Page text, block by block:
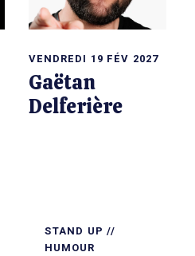
VENDREDI 19 FÉV 2027
Gaëtan
Delferière
STAND UP //
HUMOUR